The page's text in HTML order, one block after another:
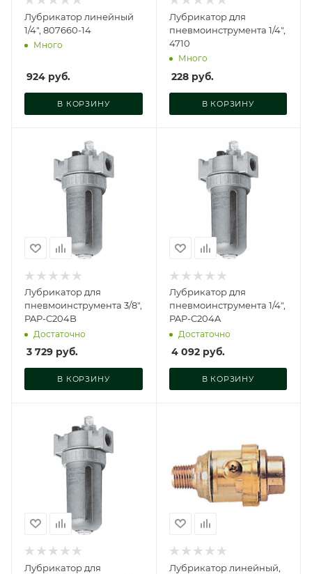
Лубрикатор линейный
1/4", 807660-14
Много
924 руб.
В КОРЗИНУ
Лубрикатор для
пневмоинструмента 1/4",
4710
Много
228руб.
В КОРЗИНУ
Лубрикатор для
пневмоинструмента 3/8",
PAP-C204B
Достаточно
3 729 руб.
В КОРЗИНУ
Лубрикатор для
пневмоинструмента 1/4",
PAP-C204A
Достаточно
4 092руб.
В КОРЗИНУ
Лубрикатор для
Лубрикатор линейный,